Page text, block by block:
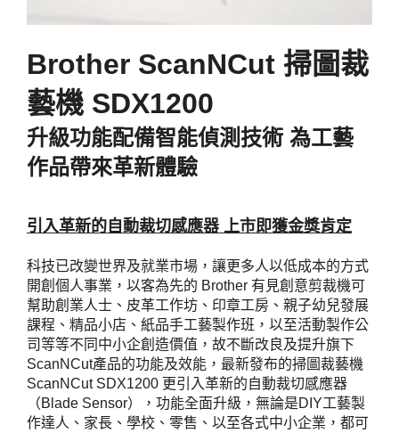
Brother ScanNCut 掃圖裁
藝機 SDX1200
升級功能配備智能偵測技術 為工藝
作品帶來革新體驗
引入革新的自動裁切感應器 上市即獲金獎肯定
科技已改變世界及就業市場，讓更多人以低成本的方式
開創個人事業，以客為先的 Brother 有見創意剪裁機可
幫助創業人士、皮革工作坊、印章工房、親子幼兒發展
課程、精品小店、紙品手工藝製作班，以至活動製作公
司等等不同中小企創造價值，故不斷改良及提升旗下
ScanNCut產品的功能及效能，最新發布的掃圖裁藝機
ScanNCut SDX1200 更引入革新的自動裁切感應器
（Blade Sensor），功能全面升級，無論是DIY工藝製
作達人、家長、學校、零售、以至各式中小企業，都可